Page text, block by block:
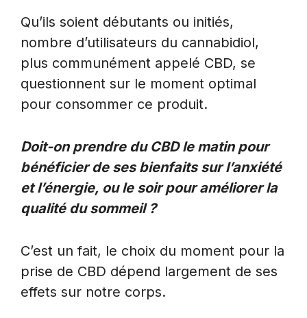
Qu’ils soient débutants ou initiés,
nombre d’utilisateurs du cannabidiol,
plus communément appelé CBD, se
questionnent sur le moment optimal
pour consommer ce produit.
Doit-on prendre du CBD le matin pour
bénéficier de ses bienfaits sur l’anxiété
et l’énergie, ou le soir pour améliorer la
qualité du sommeil ?
C’est un fait, le choix du moment pour la
prise de CBD dépend largement de ses
effets sur notre corps.